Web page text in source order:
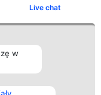
Live chat
w
Kontakt